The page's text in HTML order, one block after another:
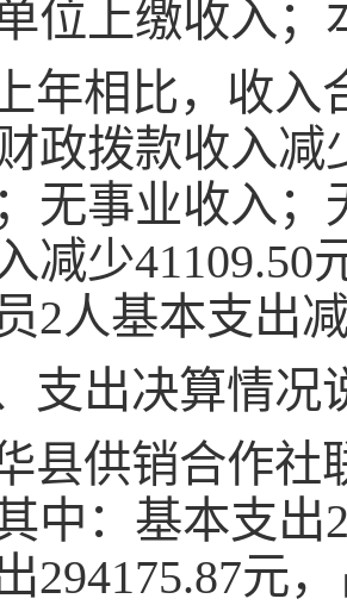
位上缴收入
年相比，收入
政拨款收入减
无事业收入
减少41109.50
2人基本支出
支出决算情况
县供销合作社
中：基本支出
294175.87元